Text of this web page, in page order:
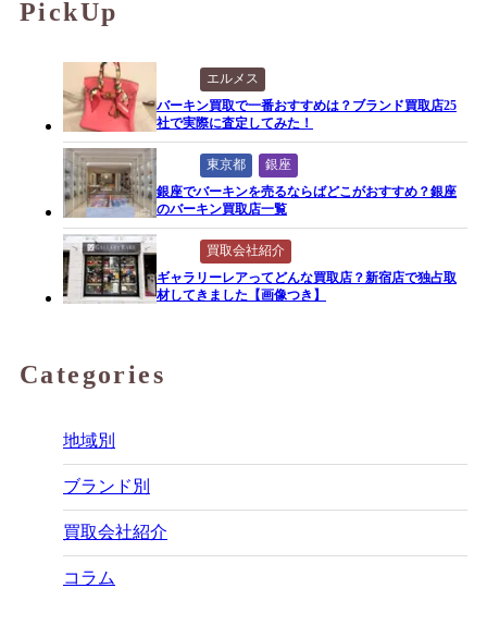
PickUp
エルメス
バーキン買取で一番おすすめは？ブランド買取店25
社で実際に査定してみた！
東京都
銀座
銀座でバーキンを売るならばどこがおすすめ？銀座
のバーキン買取店一覧
買取会社紹介
ギャラリーレアってどんな買取店？新宿店で独占取
材してきました【画像つき】
Categories
地域別
ブランド別
買取会社紹介
コラム